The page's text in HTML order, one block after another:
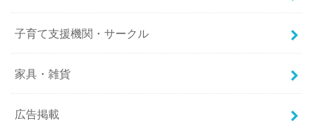
子育て支援機関・サークル
家具・雑貨
広告掲載